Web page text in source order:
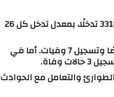
خلال الـ24 ساعة الماضية، سجلت الحماية المدنية الجزائرية في برج بوعريريج 3318 تدخلًا، بمعدل تدخل كل 26
فيما يخص حوادث المرور، قامت المصالح بـ177 تدخلًا أسفر عن إصابة 231 شخصًا وتسجيل 7 وفيات. أما في
والتعامل مع الحوادث